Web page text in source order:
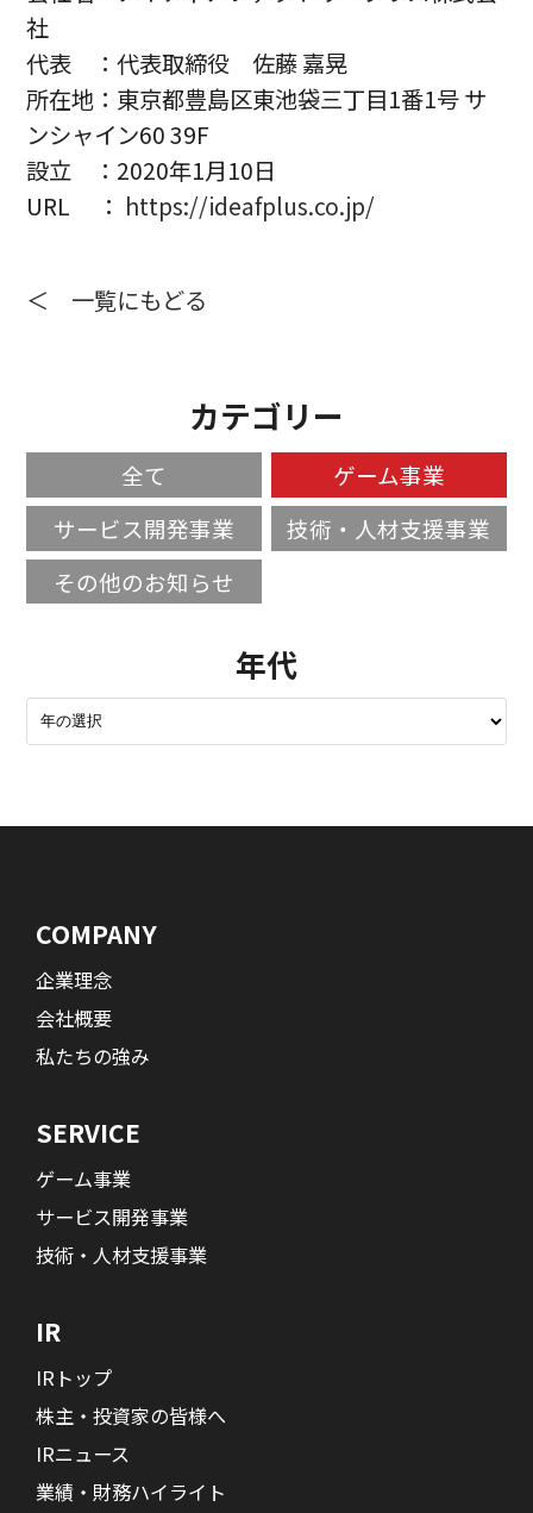
社
代表 ：代表取締役 佐藤 嘉晃
所在地：東京都豊島区東池袋三丁目1番1号 サ
ンシャイン60 39F
設立 ：2020年1月10日
URL ： https://ideafplus.co.jp/
＜ 一覧にもどる
カテゴリー
全て
ゲーム事業
サービス開発事業
技術・人材支援事業
その他のお知らせ
年代
COMPANY
企業理念
会社概要
私たちの強み
SERVICE
ゲーム事業
サービス開発事業
技術・人材支援事業
IR
IRトップ
株主・投資家の皆様へ
IRニュース
業績・財務ハイライト